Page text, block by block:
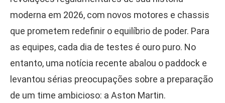
moderna em 2026, com novos motores e chassis
que prometem redefinir o equilíbrio de poder. Para
as equipes, cada dia de testes é ouro puro. No
entanto, uma notícia recente abalou o paddock e
levantou sérias preocupações sobre a preparação
de um time ambicioso: a Aston Martin.